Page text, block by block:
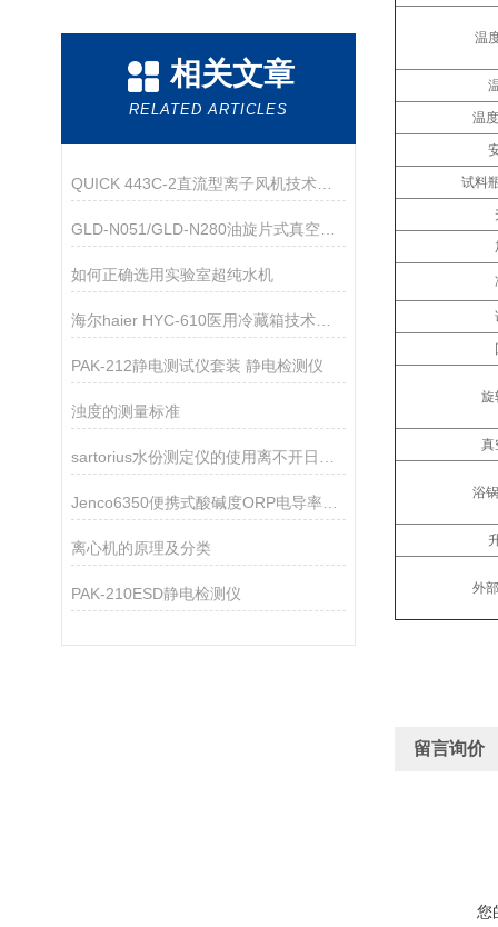
相关文章
RELATED ARTICLES
QUICK 443C-2直流型离子风机技术参数
如何正确选用实验室超纯水机
海尔haier HYC-610医用冷藏箱技术参数
PAK-212静电测试仪套装 静电检测仪
浊度的测量标准
离心机的原理及分类
PAK-210ESD静电检测仪
温
温
试料
旋
真
浴
外
留言询价
您